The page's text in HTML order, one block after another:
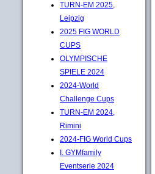
TURN-EM 2025,
Leipzig
2025 FIG WORLD
CUPS
OLYMPISCHE
SPIELE 2024
2024-World
Challenge Cups
TURN-EM 2024,
Rimini
2024-FIG World Cups
I. GYMfamily
Eventserie 2024